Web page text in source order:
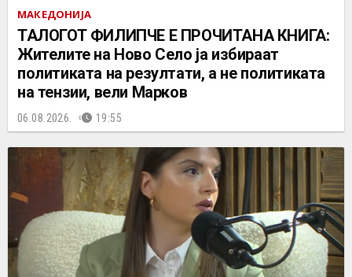
МАКЕДОНИЈА
ТАЛОГОТ ФИЛИПЧЕ Е ПРОЧИТАНА КНИГА:
Жителите на Ново Село ја избираат
политиката на резултати, а не политиката
на тензии, вели Марков
06.08.2026. 19:55